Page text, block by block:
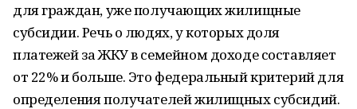
для граждан, уже получающих жилищные
субсидии. Речь о людях, у которых доля
платежей за ЖКУ в семейном доходе составляет
от 22% и больше. Это федеральный критерий для
определения получателей жилищных субсидий.